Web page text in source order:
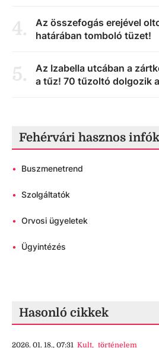
4.
Az összefogás erejével
határában tomboló tüzet!
5.
Az Izabella utcában a
a tűz! 70 tűzoltó dolgozik
Fehérvári hasznos infók
• Buszmenetrend
• Szolgáltatók
• Orvosi ügyeletek
• Ügyintézés
Hasonló cikkek
2026. 01. 18., 07:31 Kult, történelem